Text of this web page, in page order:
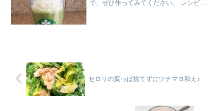
で、ぜひ作ってみてください。 レシピは
セロリの葉っぱ捨てずにツナマヨ和え♪